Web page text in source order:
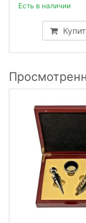
Есть в наличии